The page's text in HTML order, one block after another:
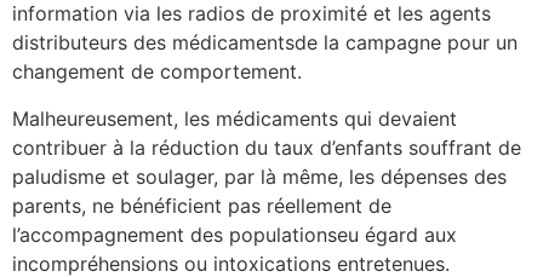
information via les radios de proximité et les agents
distributeurs des médicamentsde la campagne pour un
changement de comportement.
Malheureusement, les médicaments qui devaient
contribuer à la réduction du taux d’enfants souffrant de
paludisme et soulager, par là même, les dépenses des
parents, ne bénéficient pas réellement de
l’accompagnement des populationseu égard aux
incompréhensions ou intoxications entretenues.